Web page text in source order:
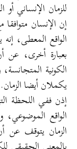
للزمان الإنساني
إن الإنسان
الواقع المعطى،
بعبارة أخرى، عن
الكونية
يكملان أيضا الزمان.
إذن ففي اللحظة
الواقع
الزمان يتوقف عن